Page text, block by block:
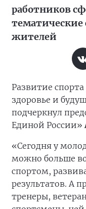
работников
жителей
Развитие
здоровье и
подчеркнул
Единой России»
«Сегодня у
можно больше
спортом,
результатов. А
тренеры,